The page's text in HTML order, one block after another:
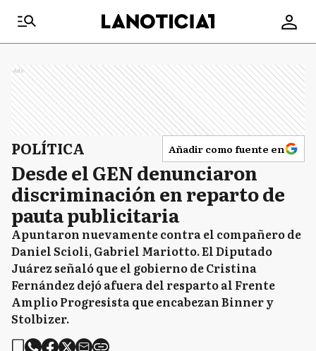
Ads
POLÍTICA Añadir como fuente en
Desde el GEN denunciaron
discriminación en reparto de
pauta publicitaria
Apuntaron nuevamente contra el compañero de
Daniel Scioli, Gabriel Mariotto. El Diputado
Juárez señaló que el gobierno de Cristina
Fernández dejó afuera del resparto al Frente
Amplio Progresista que encabezan Binner y
Stolbizer.